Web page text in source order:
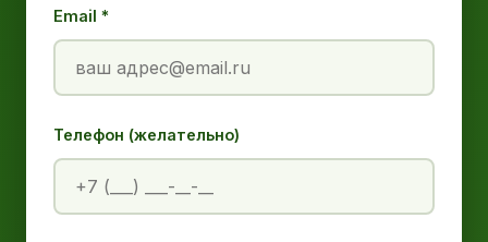
Email *
Телефон (желательно)